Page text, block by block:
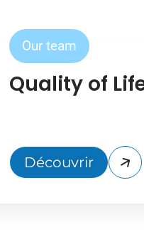
Our team
Quality of
Découvrir